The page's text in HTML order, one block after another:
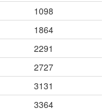
1098
1864
2291
2727
3131
3364